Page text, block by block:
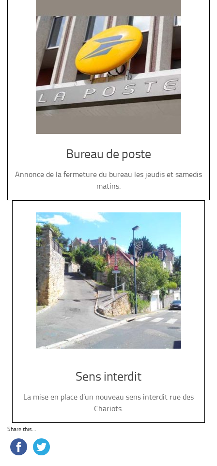
Bureau de poste
Annonce de la fermeture du bureau les jeudis et samedis
matins.
Sens interdit
La mise en place d’un nouveau sens interdit rue des
Chariots.
Share this...